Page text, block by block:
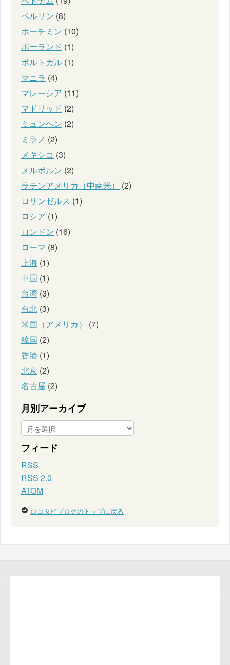
ベルリン (8)
ホーチミン (10)
ポーランド (1)
ポルトガル (1)
マニラ (4)
マレーシア (11)
マドリッド (2)
ミュンヘン (2)
ミラノ (2)
メキシコ (3)
メルボルン (2)
ラテンアメリカ（中南米）
(2)
ロサンゼルス (1)
ロシア (1)
ロンドン (16)
ローマ (8)
上海 (1)
中国 (1)
台湾 (3)
台北 (3)
米国（アメリカ）
(7)
韓国 (2)
香港 (1)
北京 (2)
名古屋 (2)
月別アーカイブ
フィード
RSS
RSS 2.0
ATOM
ロコタビブログのトップに戻る